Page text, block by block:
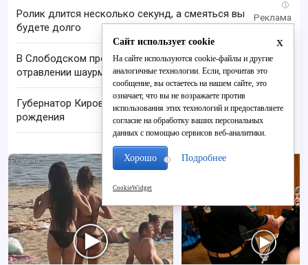
i
Ролик длится несколько секунд, а смеяться вы
будете долго
В Слободском проверяют сообщение о пищевом
отравлении шаурмой
Губернатор Кировской области празднует день
рождения
i
x
Сайт использует cookie
На сайте используются cookie-файлы и другие
аналогичные технологии. Если, прочитав это
сообщение, вы остаетесь на нашем сайте, это
означает, что вы не возражаете против
использования этих технологий и предоставляете
согласие на обработку ваших персональных
данных с помощью сервисов веб-аналитики.
Хорошо Подробнее
CookieWidget